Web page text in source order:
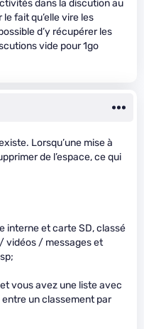
dans la discution au
fait qu’elle vire les
d’y récupérer les
vide pour 1go
Lorsqu’une mise à
de l’espace, ce qui
interne et carte SD, classé
vidéos / messages et
vous avez une liste avec
un classement par